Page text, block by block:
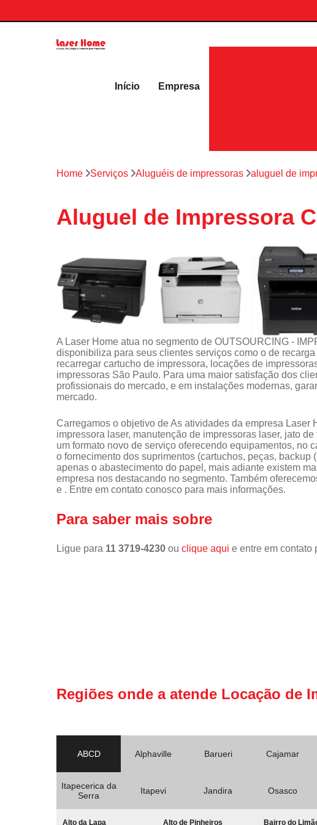
Início Empresa
Home Serviços Aluguéis de impressoras aluguel de
Aluguel de Impressora
A Laser Home atua no segmento de OUTSOURCING -
disponibiliza para seus clientes serviços como o de
recarregar cartucho de impressora, locações de
impressoras São Paulo. Para uma maior satisfação dos
profissionais do mercado, e em instalações modernas,
mercado.
Carregamos o objetivo de As atividades da empresa Laser
impressora laser, manutenção de impressoras laser, jato
um formato novo de serviço oferecendo equipamentos, no
o fornecimento dos suprimentos (cartuchos, peças,
apenas o abastecimento do papel, mais adiante existem
empresa nos destacando no segmento. Também
e . Entre em contato conosco para mais informações.
Para saber mais sobre
Ligue para 11 3719-4230 ou clique aqui e entre em contato
Regiões onde a atende Locação de
ABCD Alphaville Barueri Cajamar
Itapecerica da
Serra
Itapevi Jandira Osasco
Alto da Lapa Alto de Pinheiros Bairro do